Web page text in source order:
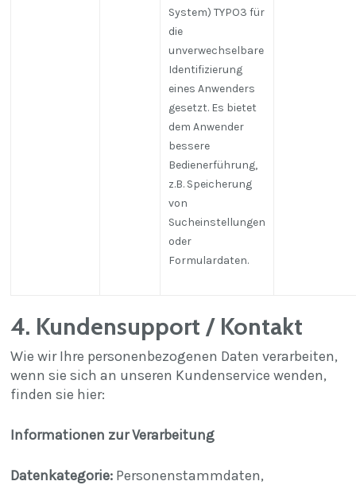
System) TYPO3 für
die
unverwechselbare
Identifizierung
eines Anwenders
gesetzt. Es bietet
dem Anwender
bessere
Bedienerführung,
z.B. Speicherung
von
Sucheinstellungen
oder
Formulardaten.
4. Kundensupport / Kontakt
Wie wir Ihre personenbezogenen Daten verarbeiten,
wenn sie sich an unseren Kundenservice wenden,
finden sie hier:
Informationen zur Verarbeitung
Datenkategorie: Personenstammdaten,